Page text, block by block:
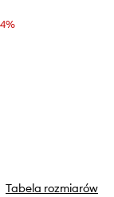
Tabela rozmiarów